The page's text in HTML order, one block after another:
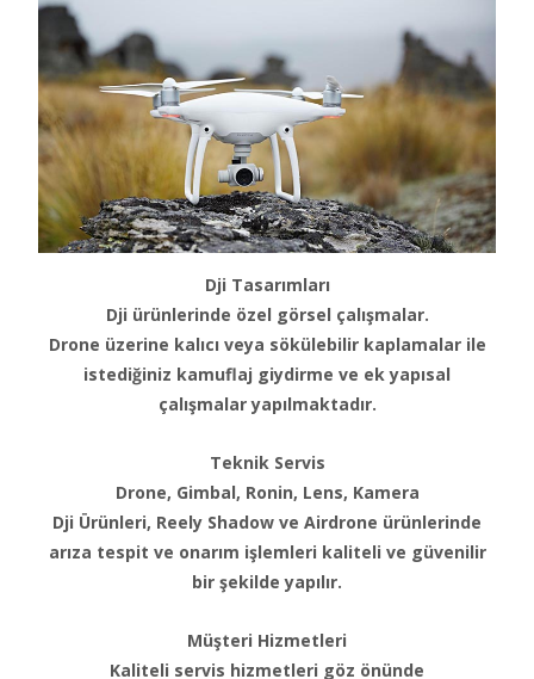
Dji Tasarımları
Dji ürünlerinde özel görsel çalışmalar.
Drone üzerine kalıcı veya sökülebilir kaplamalar ile
istediğiniz kamuflaj giydirme ve ek yapısal
çalışmalar yapılmaktadır.
Teknik Servis
Drone, Gimbal, Ronin, Lens, Kamera
Dji Ürünleri, Reely Shadow ve Airdrone ürünlerinde
arıza tespit ve onarım işlemleri kaliteli ve güvenilir
bir şekilde yapılır.
Müşteri Hizmetleri
Kaliteli servis hizmetleri göz önünde